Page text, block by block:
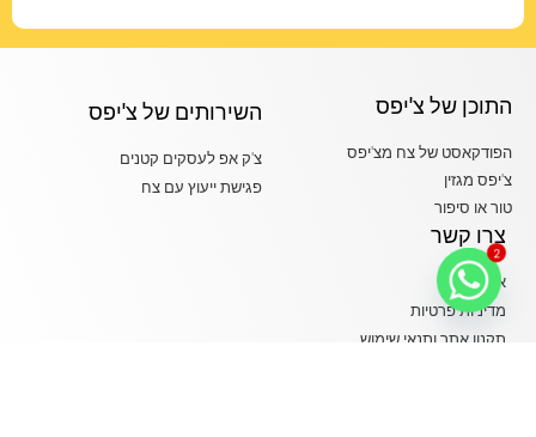
התוכן של צ'יפס
הפודקאסט של צח מצ'יפס
צ'יפס מגזין
טור או סיפור
השירותים של צ'יפס
צ'ק אפ לעסקים קטנים
פגישת ייעוץ עם צח
צרו קשר
אודות
מדיניות פרטיות
תקנון אתר ותנאי שימוש
2